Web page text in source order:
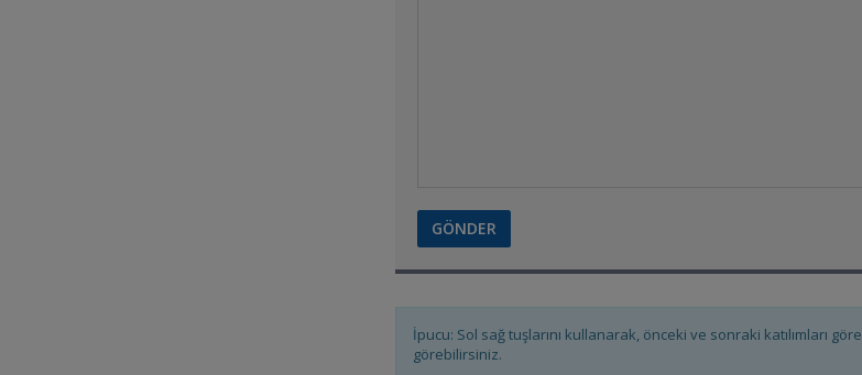
İpucu: Sol sağ tuşlarını kullanarak, önceki ve sonraki katılımları
görebilirsiniz.